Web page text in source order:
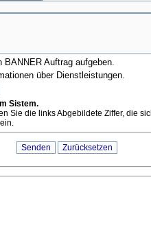
BANNER Auftrag aufgeben.
über Dienstleistungen.
Sistem.
Sie die links Abgebildete Ziffer, die